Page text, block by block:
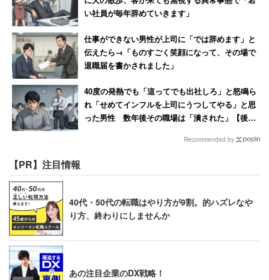
い社員が毎年辞めていきます」
仕事ができない男性が上司に「では辞めます」と
伝えたら→「ものすごく笑顔になって、その場で
退職届を書かされました」
40度の発熱でも「這ってでも出社しろ」と怒鳴ら
れ「せめてインフルを上司にうつしてやる」と思
った男性 数年後その職場は「潰された」【後
Recommended by
【PR】注目情報
40代・50代の転職はやり方が9割。的ハズレなや
り方、終わりにしませんか
あの注目企業のDX戦略！